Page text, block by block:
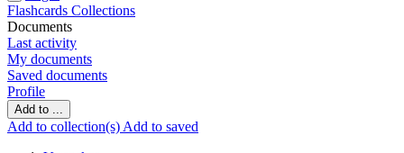
Flashcards Collections
Documents
Last activity
My documents
Saved documents
Profile
Add to ...
Add to collection(s) Add to saved